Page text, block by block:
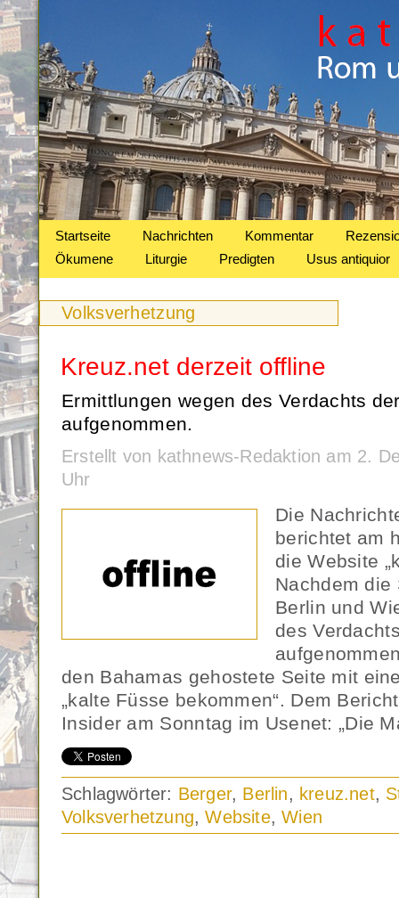
Startseite Nachrichten Kommentar
Ökumene
Liturgie Predigten Usus antiquior
Volksverhetzung
Kreuz.net derzeit offline
Ermittlungen wegen des Verdachts
aufgenommen.
Erstellt von kathnews-Redaktion am 2.
Uhr
Die
berichtet am
die Website
Nachdem die
Berlin und
des
den Bahamas gehostete Seite mit
„kalte Füsse bekommen“. Dem
Insider am Sonntag im Usenet: „Die
Schlagwörter: Berger, Berlin, kreuz.net,
Volksverhetzung,Website,Wien